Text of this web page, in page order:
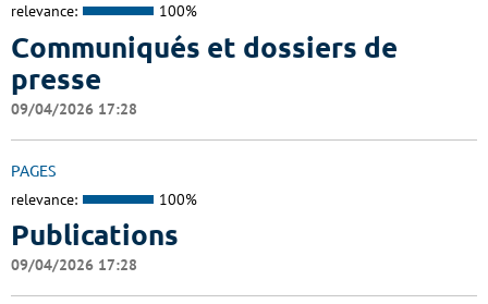
relevance: 100%
Communiqués et dossiers de
presse
09/04/2026 17:28
PAGES
relevance: 100%
Publications
09/04/2026 17:28